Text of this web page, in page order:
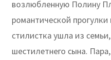
возлюбленную Полину
романтической
стилистка ушла из
шестилетнего сына.